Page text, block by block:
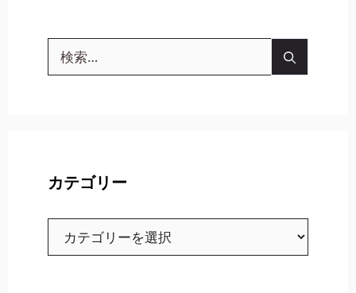
索:
カテゴリー